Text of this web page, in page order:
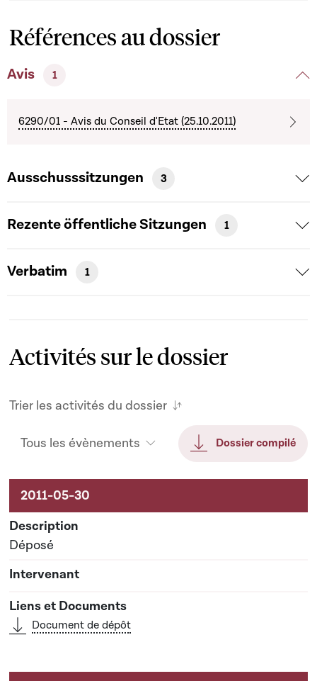
Références au dossier
Avis 1
6290/01 - Avis du Conseil d'Etat (25.10.2011)
Ausschusssitzungen 3
Rezente öffentliche Sitzungen 1
Verbatim 1
Activités sur le dossier
Trier les activités du dossier
Tous les évènements Dossier compilé
Activités sur le dossier
Déposé
Document de dépôt